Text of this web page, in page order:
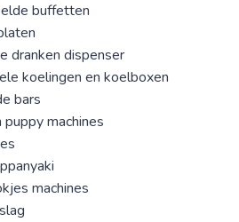
buffetten
dranken dispenser
koelingen en koelboxen
bars
puppy machines
machines